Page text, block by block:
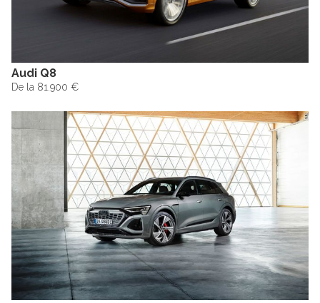
Audi Q8
De la 81.900 €